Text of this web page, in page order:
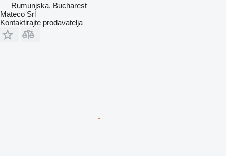
Rumunjska, Bucharest
Mateco Srl
Kontaktirajte prodavatelja